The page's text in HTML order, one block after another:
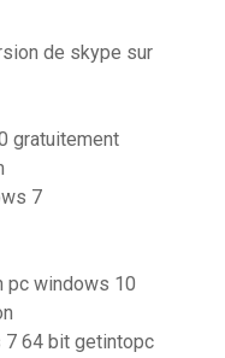
de skype sur
gratuitement
7
pc windows 10
7 64 bit getintopc